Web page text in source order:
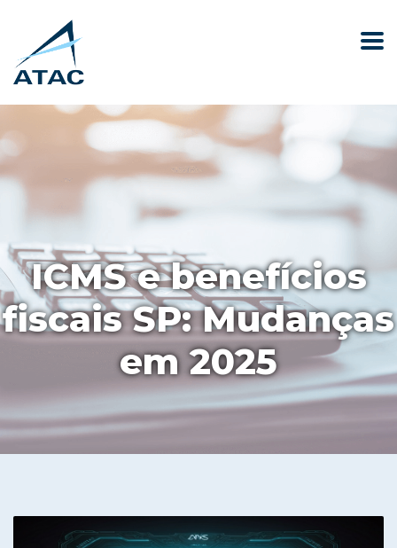
ICMS e benefícios
fiscais SP: Mudanças
em 2025